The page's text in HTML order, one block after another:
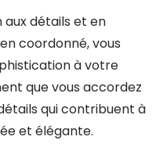
détails et en
coordonné, vous
à votre
que vous accordez
qui contribuent à
et élégante.